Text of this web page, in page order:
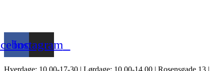
Instagram
Hverdage: 10.00-17-30 | Lørdage: 10.00-14.00 | Rosensgade 13 |